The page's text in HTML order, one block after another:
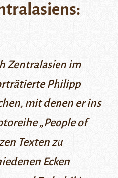
Zentralasien im
Philipp
mit denen er ins
„People of
Texten zu
Ecken